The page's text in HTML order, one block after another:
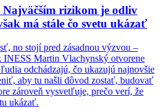
rizikom je odliv
má stále čo svetu ukázať
no stojí pred zásadnou výzvou –
Martin Vlachynský otvorene
odchádzajú, čo ukazujú najnovšie
aby tu našli dôvod zostať, budovať
zároveň vysvetľuje, prečo verí, že
ukázať.